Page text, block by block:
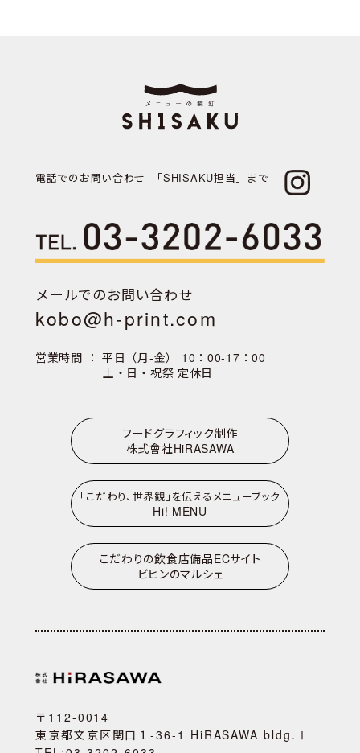
電話でのお問い合わせ 「SHISAKU担当」まで
メールでのお問い合わせ
kobo@h-print.com
営業時間 ： 平日（月‐金） 10：00‐17：00
土・日・祝祭 定休日
フードグラフィック制作
株式會社HiRASAWA
「こだわり、世界観」を伝えるメニューブック
Hi! MENU
こだわりの飲食店備品ECサイト
ビヒンのマルシェ
〒112-0014
東京都文京区関口１-36-1 HiRASAWA bldg.Ⅰ